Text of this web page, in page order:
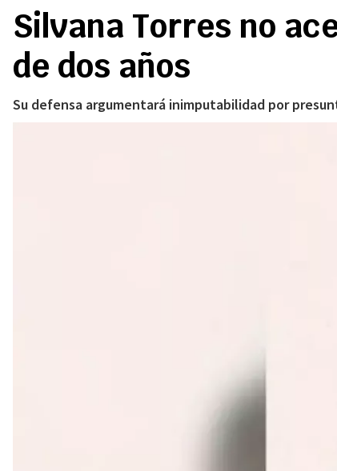
Silvana Torres no
de dos años
Su defensa argumentará inimputabilidad por